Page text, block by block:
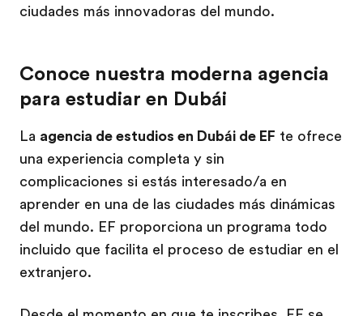
ciudades más innovadoras del mundo.
Conoce nuestra moderna agencia
para estudiar en Dubái
La agencia de estudios en Dubái de EF te ofrece
una experiencia completa y sin
complicaciones si estás interesado/a en
aprender en una de las ciudades más dinámicas
del mundo. EF proporciona un programa todo
incluido que facilita el proceso de estudiar en el
extranjero.